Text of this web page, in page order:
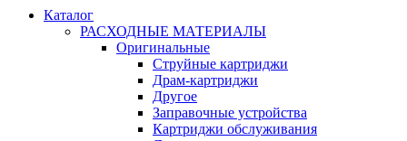
Каталог
РАСХОДНЫЕ МАТЕРИАЛЫ
Оригинальные
Струйные картриджи
Драм-картриджи
Другое
Заправочные устройства
Картриджи обслуживания